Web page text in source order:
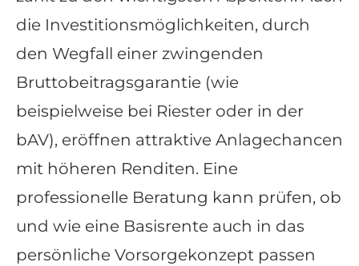
die Investitionsmöglichkeiten, durch
den Wegfall einer zwingenden
Bruttobeitragsgarantie (wie
beispielweise bei Riester oder in der
bAV), eröffnen attraktive Anlagechancen
mit höheren Renditen. Eine
professionelle Beratung kann prüfen, ob
und wie eine Basisrente auch in das
persönliche Vorsorgekonzept passen